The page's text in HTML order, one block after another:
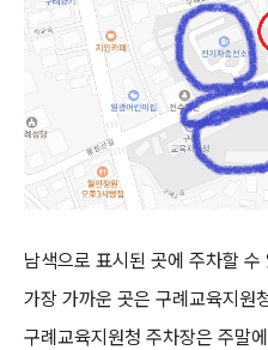
남색으로 표시된 곳에 주차할
가장 가까운 곳은 구례교육지원
구례교육지원청 주차장은 주말